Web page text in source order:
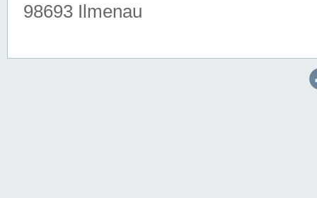
98693 Ilmenau